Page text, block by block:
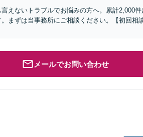
えないトラブルでお悩みの方へ。累計2,000件
まずは当事務所にご相談ください。【初回相
メールでお問い合わせ